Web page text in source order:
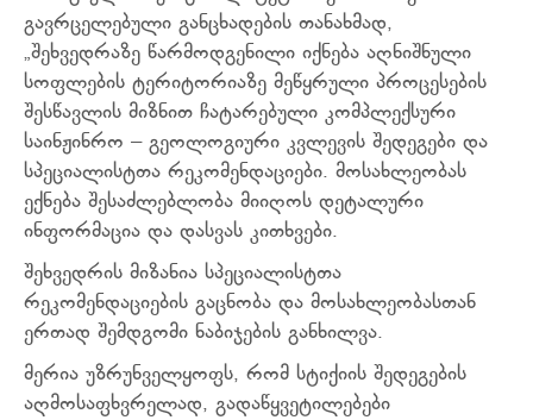
გავრცელებული განცხადების თანახმად,
„შეხვედრაზე წარმოდგენილი იქნება აღნიშნული
სოფლების ტერიტორიაზე მეწყრული პროცესების
შესწავლის მიზნით ჩატარებული კომპლექსური
საინჟინრო – გეოლოგიური კვლევის შედეგები და
სპეციალისტთა რეკომენდაციები. მოსახლეობას
ექნება შესაძლებლობა მიიღოს დეტალური
ინფორმაცია და დასვას კითხვები.
შეხვედრის მიზანია სპეციალისტთა
რეკომენდაციების გაცნობა და მოსახლეობასთან
ერთად შემდგომი ნაბიჯების განხილვა.
მერია უზრუნველყოფს, რომ სტიქიის შედეგების
აღმოსაფხვრელად, გადაწყვეტილებები